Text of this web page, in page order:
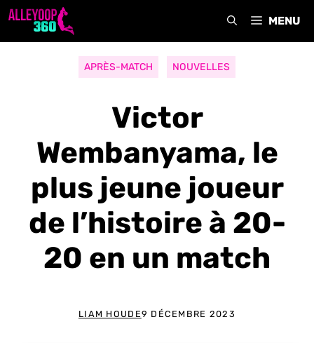
Aller
MENU
APRÈS-MATCH NOUVELLES
Victor
Wembanyama, le
plus jeune joueur
de l’histoire à 20-
20 en un match
LIAM HOUDE9 DÉCEMBRE 2023